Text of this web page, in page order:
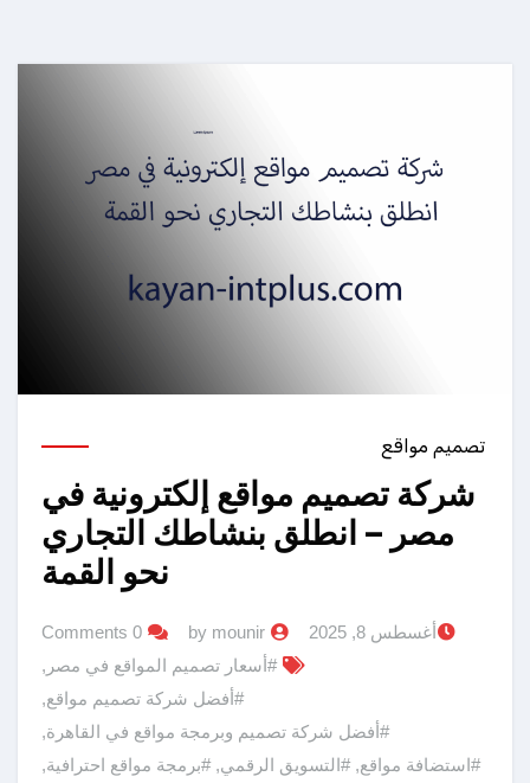
تصميم مواقع
شركة تصميم مواقع إلكترونية في
مصر – انطلق بنشاطك التجاري
نحو القمة
أغسطس 8, 2025 by mounir
0 Comments
#أسعار تصميم المواقع في مصر ,
#أفضل شركة تصميم مواقع,
#أفضل شركة تصميم وبرمجة مواقع في القاهرة,
#استضافة مواقع,#التسويق الرقمي,#برمجة مواقع احترافية,